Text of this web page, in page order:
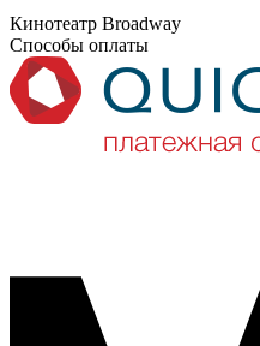
Кинотеатр Broadway
Способы оплаты